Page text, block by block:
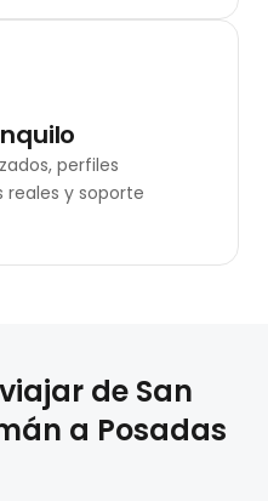
perfiles
y soporte
viajar de San
a Posadas